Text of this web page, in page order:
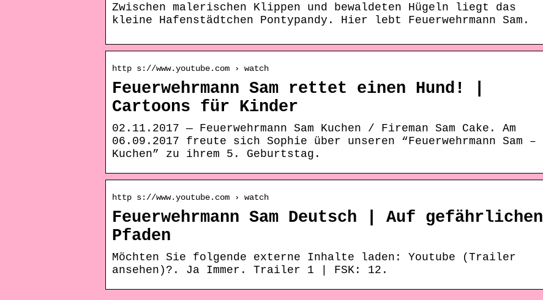
Zwischen malerischen Klippen und bewaldeten Hügeln liegt das
kleine Hafenstädtchen Pontypandy. Hier lebt Feuerwehrmann Sam.
http s://www.youtube.com › watch
Feuerwehrmann Sam rettet einen Hund! |
Cartoons für Kinder
02.11.2017 — Feuerwehrmann Sam Kuchen / Fireman Sam Cake. Am
06.09.2017 freute sich Sophie über unseren “Feuerwehrmann Sam –
Kuchen” zu ihrem 5. Geburtstag.
http s://www.youtube.com › watch
Feuerwehrmann Sam Deutsch | Auf gefährlichen
Pfaden
Möchten Sie folgende externe Inhalte laden: Youtube (Trailer
ansehen)?. Ja Immer. Trailer 1 | FSK: 12.